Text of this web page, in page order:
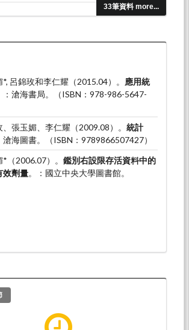
Journal of Biopharmaceutical
35(2), 207-226.
33筆資料 more...
Adaptive
十二屆南區統計研討會暨2023 年中華機
學會年會及學術研討會，東華大學：東華
用數學系。
*（2022.07）。Facilitate Adaptive
for Survival Clinical Trials
Information about Short-term
。論文發表於第三十一屆南區統計研
逢甲大學：逢甲大學統計學系 逢甲大學應
系。
)*（2022.07）。 Facilitate Adaptive
呂錦玫和李仁耀（2015.04）。 應用統
：滄海書局。（ISBN：978-986-5647-
、張玉媚、李仁耀（2009.08）。 統計
滄海圖書。（ISBN：9789866507427）
（2006.07）。 鑑別右設限存活資料中的
效劑量。：國立中央大學圖書館。